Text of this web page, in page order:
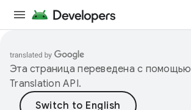
Эта страница переведена с помощью
Translation API.